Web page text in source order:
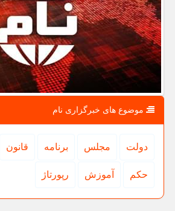
موضوع های خبرگزاری نام
دولت مجلس برنامه قانون
حكم آموزش رپورتاژ